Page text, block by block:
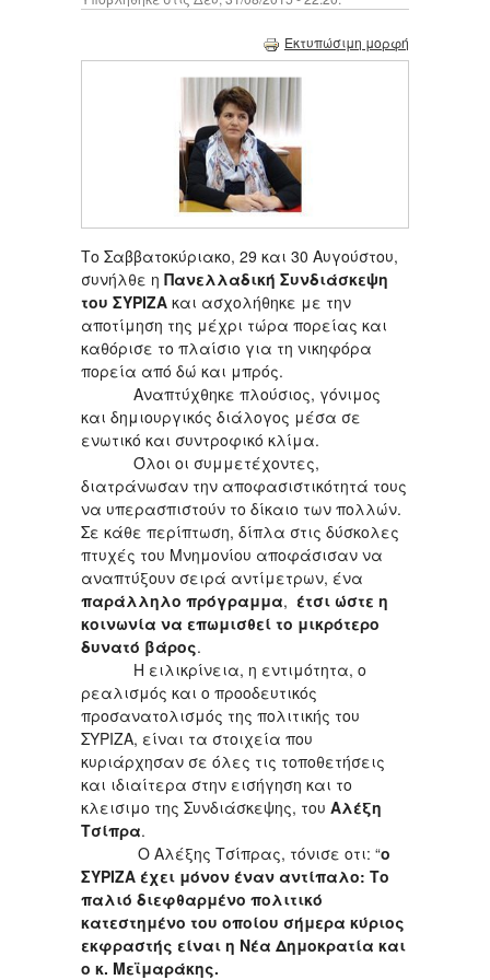
Εκτυπώσιμη μορφή
Το Σαββατοκύριακο, 29 και 30 Αυγούστου,
συνήλθε η Πανελλαδική Συνδιάσκεψη
του ΣΥΡΙΖΑ και ασχολήθηκε με την
αποτίμηση της μέχρι τώρα πορείας και
καθόρισε το πλαίσιο για τη νικηφόρα
πορεία από δώ και μπρός.
Αναπτύχθηκε πλούσιος, γόνιμος
και δημιουργικός διάλογος μέσα σε
ενωτικό και συντροφικό κλίμα.
Όλοι οι συμμετέχοντες,
διατράνωσαν την αποφασιστικότητά τους
να υπερασπιστούν το δίκαιο των πολλών.
Σε κάθε περίπτωση, δίπλα στις δύσκολες
πτυχές του Μνημονίου αποφάσισαν να
αναπτύξουν σειρά αντίμετρων, ένα
παράλληλο πρόγραμμα, έτσι ώστε η
κοινωνία να επωμισθεί το μικρότερο
δυνατό βάρος.
Η ειλικρίνεια, η εντιμότητα, ο
ρεαλισμός και ο προοδευτικός
προσανατολισμός της πολιτικής του
ΣΥΡΙΖΑ, είναι τα στοιχεία που
κυριάρχησαν σε όλες τις τοποθετήσεις
και ιδιαίτερα στην εισήγηση και το
κλεισιμο της Συνδιάσκεψης, του Αλέξη
Τσίπρα.
Ο Αλέξης Τσίπρας, τόνισε οτι: “ο
ΣΥΡΙΖΑ έχει μόνον έναν αντίπαλο: Το
παλιό διεφθαρμένο πολιτικό
κατεστημένο του οποίου σήμερα κύριος
εκφραστής είναι η Νέα Δημοκρατία και
ο κ. Μεϊμαράκης.